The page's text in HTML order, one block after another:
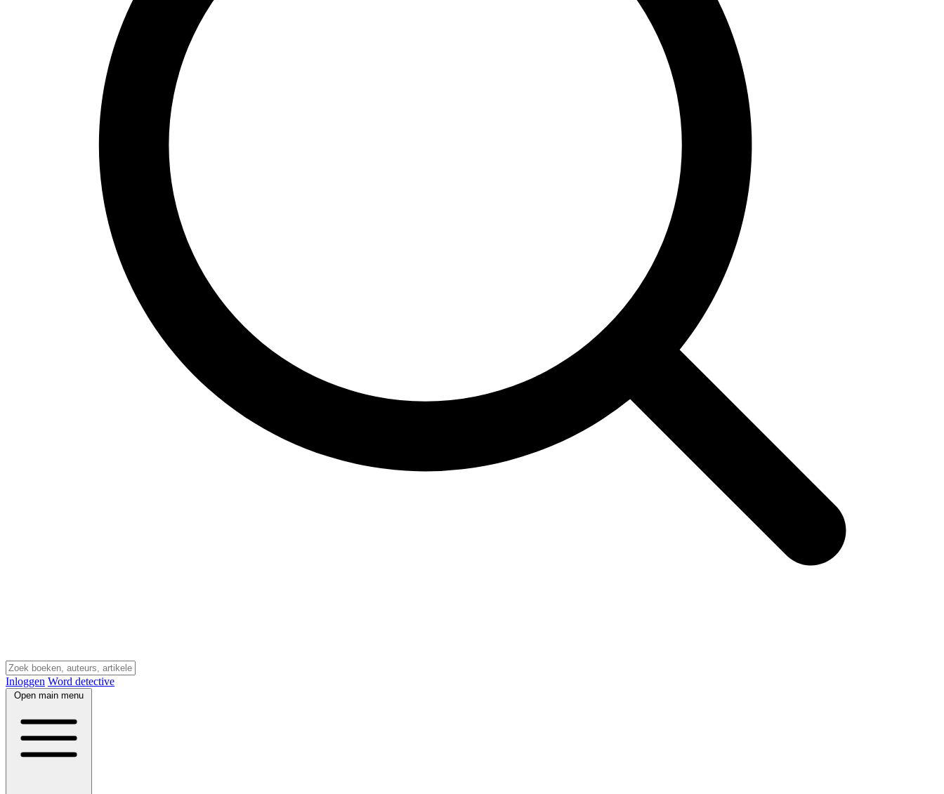
Inloggen Word detective
Open main menu